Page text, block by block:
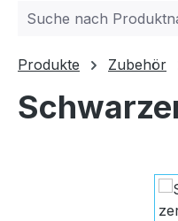
Produkte Zubehör
Bildergalerie